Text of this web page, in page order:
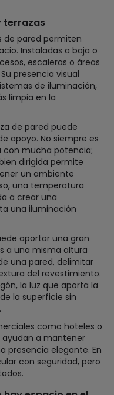
terrazas
de pared permiten
Instaladas a baja o
escaleras o áreas
presencia visual
de iluminación,
limpia en la
de pared puede
apoyo. No siempre es
con mucha potencia;
dirigida permite
un ambiente
una temperatura
a crear una
una iluminación
aportar una gran
a una misma altura
una pared, delimitar
del revestimiento.
la luz que aporta la
la superficie sin
como hoteles o
ayudan a mantener
presencia elegante. En
con seguridad, pero